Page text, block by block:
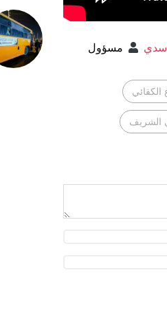
مسؤول
الكفائي
الشريف